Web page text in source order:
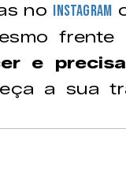
no Instagram
frente
e
a sua